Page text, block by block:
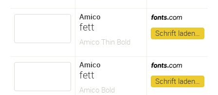
Amico
fett
Amico Thin Bold
Schrift laden…
Amico
fett
Amico Bold
Schrift laden…